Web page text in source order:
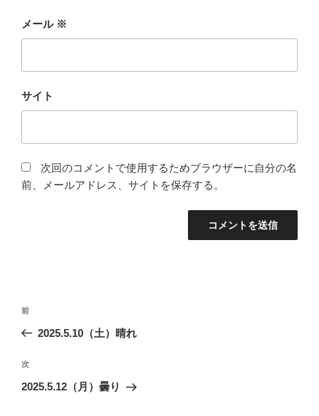
メール ※
サイト
次回のコメントで使用するためブラウザーに自分の名
前、メールアドレス、サイトを保存する。
投
ビ
ゲ
前
の
稿
前
2025.5.10（土）晴れ
次
の
次
2025.5.12（月）曇り